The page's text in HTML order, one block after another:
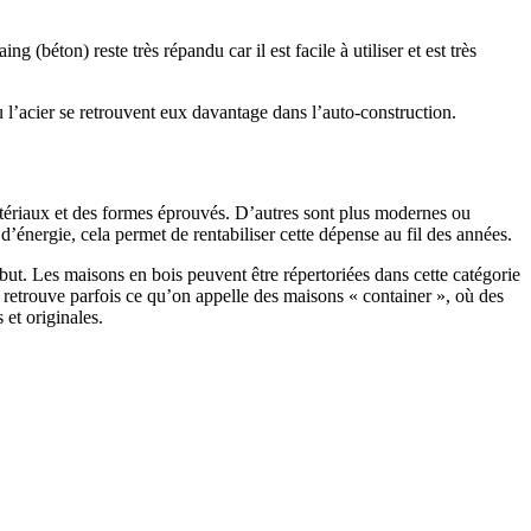
(béton) reste très répandu car il est facile à utiliser et est très
se retrouvent eux davantage dans l’auto-construction.
et des formes éprouvés. D’autres sont plus modernes ou
cela permet de rentabiliser cette dépense au fil des années.
Les maisons en bois peuvent être répertoriées dans cette catégorie
parfois ce qu’on appelle des maisons « container », où des
et originales.